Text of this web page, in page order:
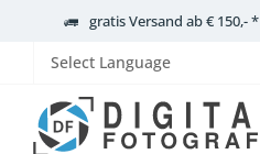
gratis Versand ab € 150,- *
Powered by